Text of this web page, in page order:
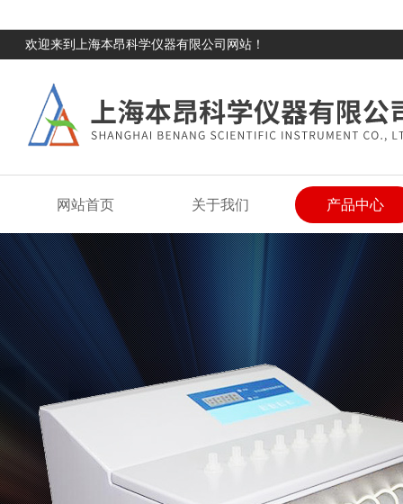
欢迎来到上海本昂科学仪器有限公司网站！
网站首页 关于我们 产品中心